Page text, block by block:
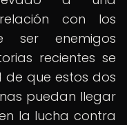
con los
ser enemigos
recientes se
que estos dos
puedan llegar
la lucha contra